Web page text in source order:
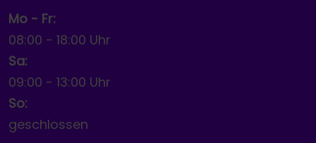
Mo - Fr:
08:00 - 18:00 Uhr
Sa:
09:00 - 13:00 Uhr
So:
geschlossen